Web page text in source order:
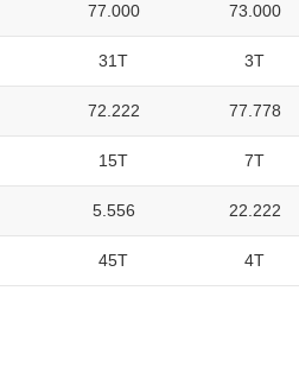
77.000 73.000
31T 3T
72.222 77.778
15T 7T
5.556 22.222
45T 4T